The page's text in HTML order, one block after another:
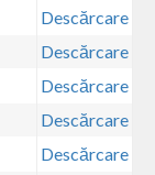
Descărcare
Descărcare
Descărcare
Descărcare
Descărcare